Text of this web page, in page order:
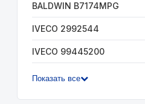
BALDWIN B7174MPG
IVECO 2992544
IVECO 99445200
Показать все